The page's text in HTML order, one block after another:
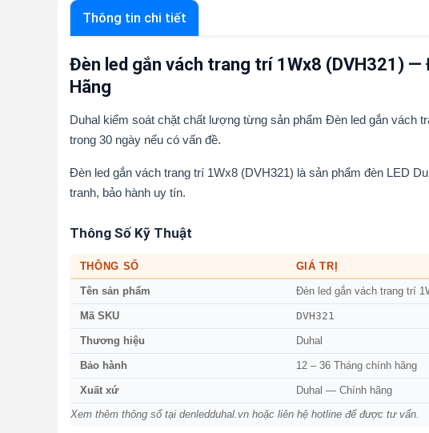
Thông tin chi tiết
Đèn led gắn vách trang trí 1Wx8 (DVH321) —
Hãng
Duhal kiểm soát chặt chất lượng từng sản phẩm Đèn led gắn vách
trong 30 ngày nếu có vấn đề.
Đèn led gắn vách trang trí 1Wx8 (DVH321) là sản phẩm đèn LED
tranh, bảo hành uy tín.
Thông Số Kỹ Thuật
THÔNG SỐ GIÁ TRỊ
Tên sản phẩm Đèn led gắn vách trang trí
Mã SKU DVH321
Thương hiệu Duhal
Bảo hành 12 – 36 Tháng chính hãng
Xuất xứ Duhal — Chính hãng
Xem thêm thông số tại denledduhal.vn hoặc liên hệ hotline để được tư vấn.